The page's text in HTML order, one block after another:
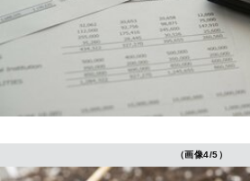
（画像4/5）